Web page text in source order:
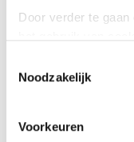
Door verder te
Noodzakelijk
Voorkeuren
Sterk bevuild
Losse lappen
cm, bij restafval
Vloerbedekking